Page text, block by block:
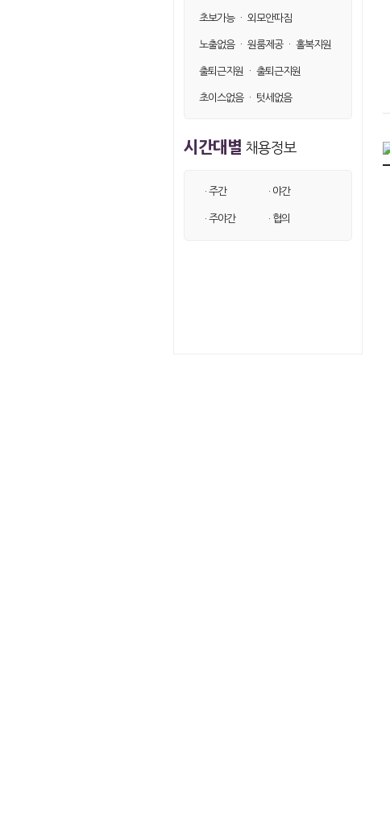
초보가능 · 외모안따짐
노출없음 · 원룸제공 · 홀복지원
출퇴근지원 · 출퇴근지원
초이스없음 · 텃세없음
시간대별 채용정보
· 주간 · 야간
· 주야간 · 협의